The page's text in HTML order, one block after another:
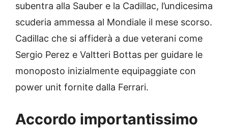
subentra alla Sauber e la Cadillac, l’undicesima
scuderia ammessa al Mondiale il mese scorso.
Cadillac che si affiderà a due veterani come
Sergio Perez e Valtteri Bottas per guidare le
monoposto inizialmente equipaggiate con
power unit fornite dalla Ferrari.
Accordo importantissimo